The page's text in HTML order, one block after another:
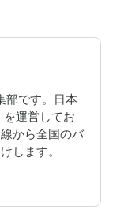
部です。日本
を運営してお
から全国のバ
します。